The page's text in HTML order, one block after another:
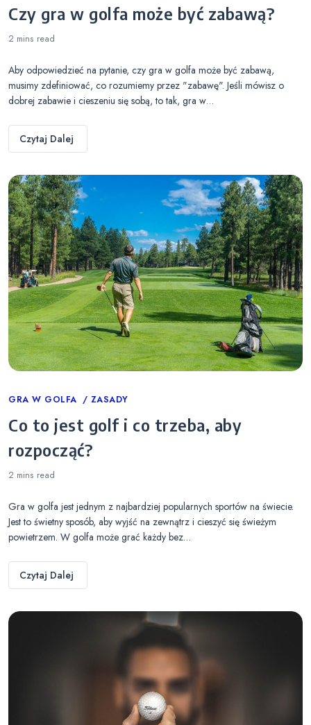
Czy gra w golfa może być zabawą?
2 mins read
Aby odpowiedzieć na pytanie, czy gra w golfa może być zabawą,
musimy zdefiniować, co rozumiemy przez "zabawę". Jeśli mówisz o
dobrej zabawie i cieszeniu się sobą, to tak, gra w…
Czytaj Dalej
Categories
GRA W GOLFA ZASADY
Co to jest golf i co trzeba, aby
rozpocząć?
2 mins read
Gra w golfa jest jednym z najbardziej popularnych sportów na świecie.
Jest to świetny sposób, aby wyjść na zewnątrz i cieszyć się świeżym
powietrzem. W golfa może grać każdy bez…
Czytaj Dalej